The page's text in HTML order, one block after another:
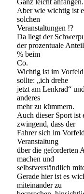
Ganz leicht anfangen.
Aber wie wichtig ist
solchen
Veranstaltungen !?
Da liegt der
der prozentuale
% beim
Co.
Wichtig ist im
sollte: „ich drehe
jetzt am Lenkrad“
anderes
mehr zu kümmern.
Auch dieser Sport ist
zwingend, dass der
Fahrer sich im
Veranstaltung
über die geforderten
machen und
selbstverständlich
Gerade hier ist es
miteinander zu